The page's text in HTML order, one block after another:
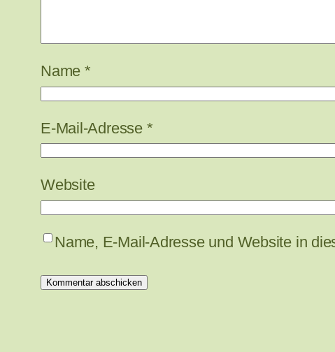
Name *
E-Mail-Adresse *
Website
Name, E-Mail-Adresse und Website in